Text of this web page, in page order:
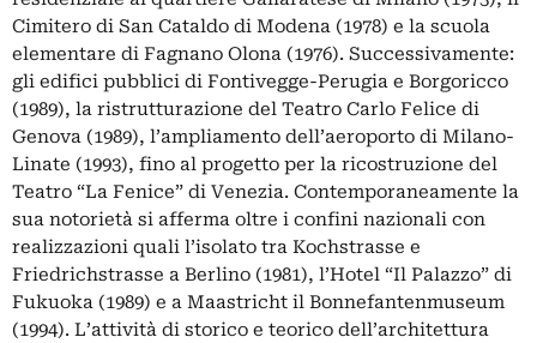
Cimitero di San Cataldo di Modena (1978) e la scuola
elementare di Fagnano Olona (1976). Successivamente:
gli edifici pubblici di Fontivegge-Perugia e Borgoricco
(1989), la ristrutturazione del Teatro Carlo Felice di
Genova (1989), l’ampliamento dell’aeroporto di Milano-
Linate (1993), fino al progetto per la ricostruzione del
Teatro “La Fenice” di Venezia. Contemporaneamente la
sua notorietà si afferma oltre i confini nazionali con
realizzazioni quali l’isolato tra Kochstrasse e
Friedrichstrasse a Berlino (1981), l’Hotel “Il Palazzo” di
Fukuoka (1989) e a Maastricht il Bonnefantenmuseum
(1994). L’attività di storico e teorico dell’architettura